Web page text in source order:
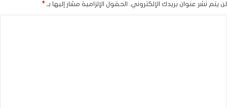
لن يتم نشر عنوان بريدك الإلكتروني. الحقول الإلزامية مشار إليها بـ *